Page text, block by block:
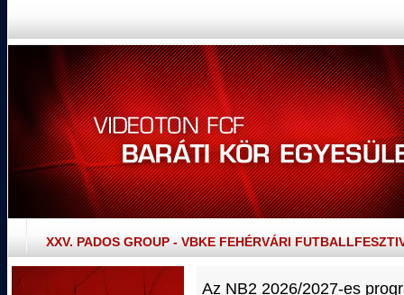
XXV. PADOS GROUP - VBKE FEHÉRVÁRI
Az NB2 2026/2027-es